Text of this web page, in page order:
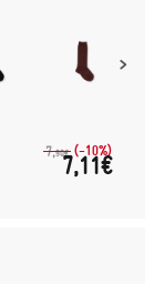
7,90€ (-10%)
7,11€